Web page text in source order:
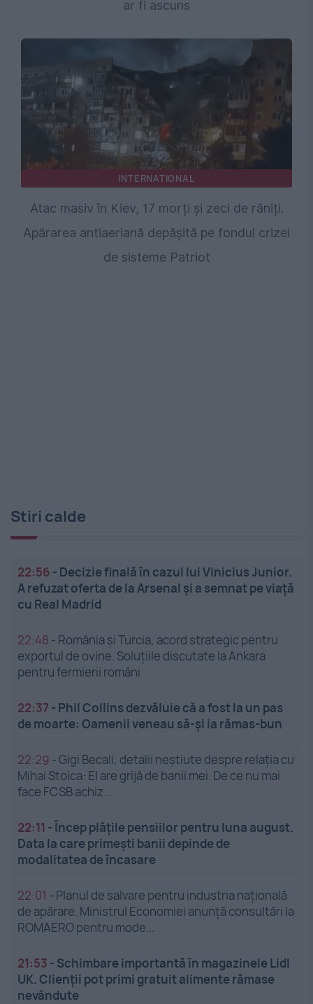
ar fi ascuns
INTERNATIONAL
Atac masiv în Kiev, 17 morți și zeci de răniți.
Apărarea antiaeriană depășită pe fondul crizei
de sisteme Patriot
Stiri calde
22:56 - Decizie finală în cazul lui Vinicius Junior.
A refuzat oferta de la Arsenal și a semnat pe viață
cu Real Madrid
22:48 - România și Turcia, acord strategic pentru
exportul de ovine. Soluțiile discutate la Ankara
pentru fermierii români
22:37 - Phil Collins dezvăluie că a fost la un pas
de moarte: Oamenii veneau să-și ia rămas-bun
22:29 -Gigi Becali, detalii neștiute despre relația cu
Mihai Stoica: El are grijă de banii mei. De ce nu mai
face FCSB achiz...
22:11 -Încep plățile pensiilor pentru luna august.
Data la care primești banii depinde de
modalitatea de încasare
22:01 - Planul de salvare pentru industria națională
de apărare. Ministrul Economiei anunță consultări la
ROMAERO pentru mode...
21:53 - Schimbare importantă în magazinele Lidl
UK. Clienții pot primi gratuit alimente rămase
nevândute